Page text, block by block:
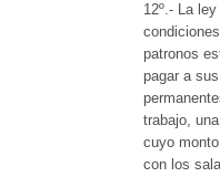
12º.- La
patronos
pagar a
trabajo,
cuyo
con los